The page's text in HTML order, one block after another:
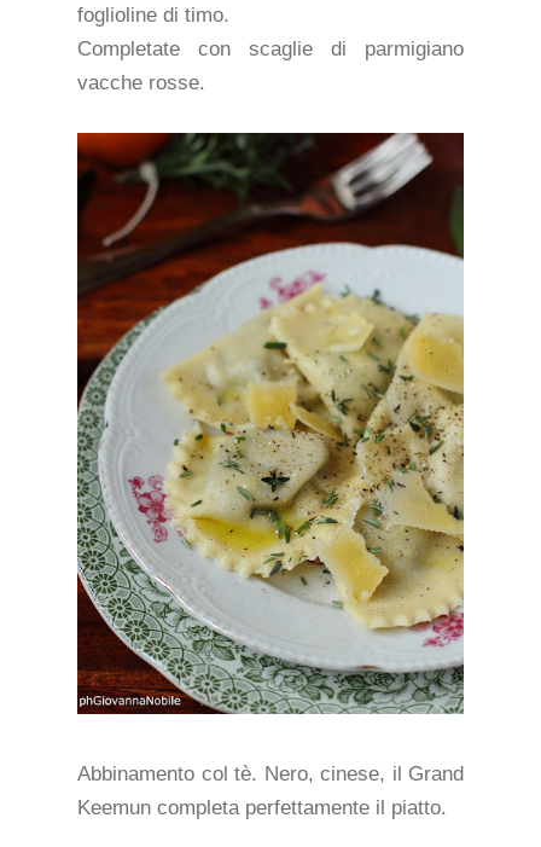
foglioline di timo.
Completate con scaglie di parmigiano
vacche rosse.
Abbinamento col tè. Nero, cinese, il Grand
Keemun completa perfettamente il piatto.